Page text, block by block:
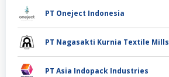
PT Oneject Indonesia
PT Nagasakti Kurnia Textile Mills
PT Asia Indopack Industries